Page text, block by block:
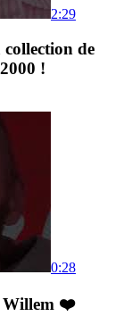
2:29
collection de
!
0:28
Willem ❤️